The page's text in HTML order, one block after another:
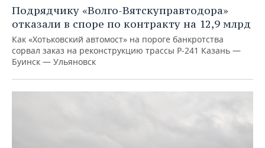
Подрядчику «Волго-Вятскуправтодора»
отказали в споре по контракту на 12,9 млрд
Как «Хотьковский автомост» на пороге банкротства
сорвал заказ на реконструкцию трассы Р‑241 Казань —
Буинск — Ульяновск